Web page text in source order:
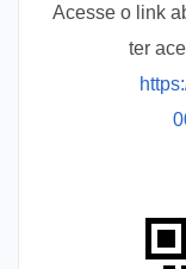
Acesse o link
ter